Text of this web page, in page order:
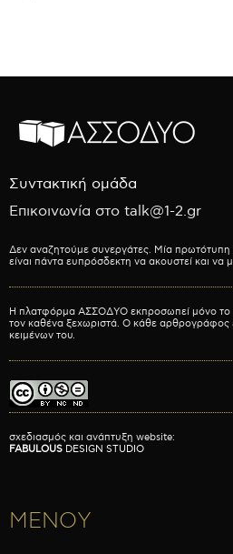
Συντακτική ομάδα
Επικοινωνία στο talk@1-2.gr
Δεν αναζητούμε συνεργάτες. Μία πρωτότυπη
είναι πάντα ευπρόσδεκτη να ακουστεί και να
Η πλατφόρμα ΑΣΣΟΔΥΟ εκπροσωπεί μόνο το
τον καθένα ξεχωριστά. Ο κάθε αρθρογράφος
κειμένων του.
σχεδιασμός και ανάπτυξη website:
FABULOUS DESIGN STUDIO
ΜΕΝΟΥ